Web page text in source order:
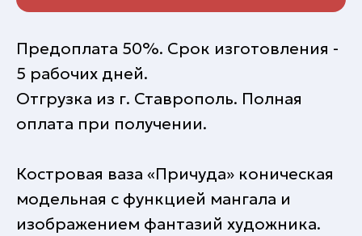
Предоплата 50%. Срок изготовления -
5 рабочих дней.
Отгрузка из г. Ставрополь. Полная
оплата при получении.
Костровая ваза «Причуда» коническая
модельная с функцией мангала и
изображением фантазий художника.